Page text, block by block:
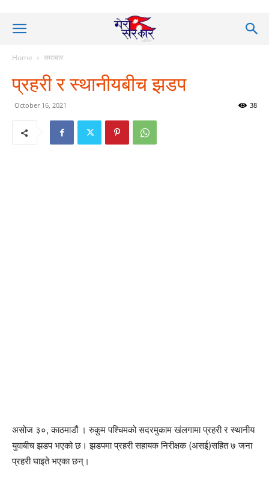
Home समाचार
प्रहरी र स्थानीयबीच झडप
October 16, 2021 38
असोज ३०, काठमाडौं । रुकुम पश्चिमको सदरमुकाम खंलगामा प्रहरी र स्थानीय
युवाबीच झडप भएको छ। झडपमा प्रहरी सहायक निरीक्षक (असई)सहित ७ जना
प्रहरी घाइते भएका छन्।